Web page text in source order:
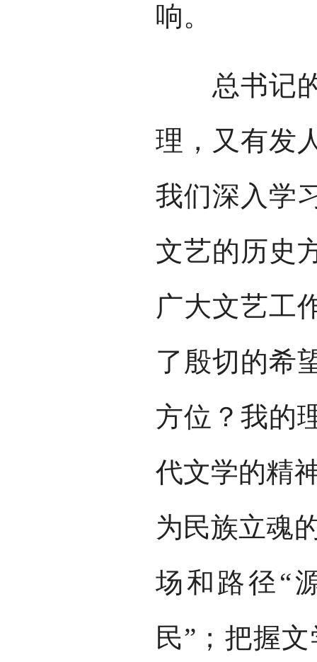
响。
总书记的
理，又有发
我们深入学
文艺的历史
广大文艺工
了殷切的希
方位？我的
代文学的精
为民族立魂
场和路径“
民”；把握